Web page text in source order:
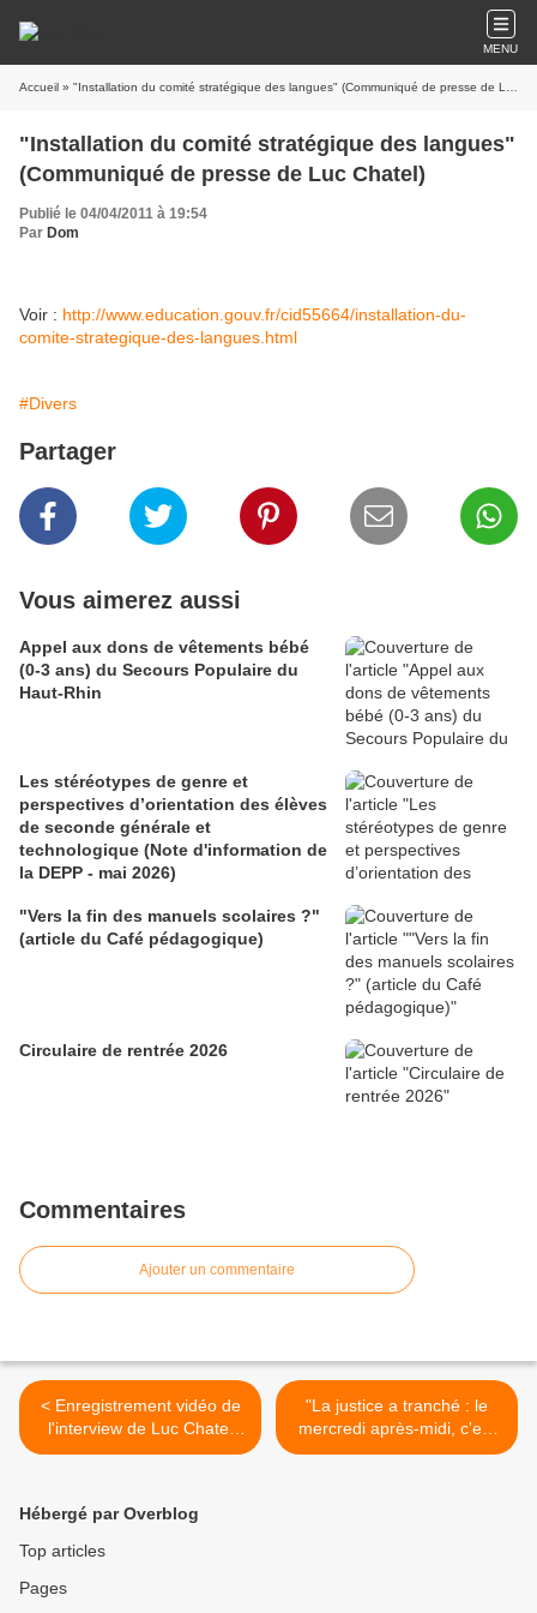
MENU
Accueil » "Installation du comité stratégique des langues" (Communiqué de presse de Luc Chatel)
"Installation du comité stratégique des langues"
(Communiqué de presse de Luc Chatel)
Publié le 04/04/2011 à 19:54
Par Dom
Voir : http://www.education.gouv.fr/cid55664/installation-du-
comite-strategique-des-langues.html
#Divers
Partager
Vous aimerez aussi
Appel aux dons de vêtements bébé
(0-3 ans) du Secours Populaire du
Haut-Rhin
Les stéréotypes de genre et
perspectives d’orientation des élèves
de seconde générale et
technologique (Note d'information de
la DEPP - mai 2026)
"Vers la fin des manuels scolaires ?"
(article du Café pédagogique)
Circulaire de rentrée 2026
Commentaires
Ajouter un commentaire
< Enregistrement vidéo de
l'interview de Luc Chatel
diffusée sur iTélé et Radio
"La justice a tranché : le
mercredi après-midi, c'est
lycée" (LibéOrléans 4 avril
Hébergé par Overblog
Top articles
Pages